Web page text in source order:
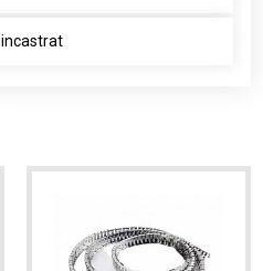
incastrat